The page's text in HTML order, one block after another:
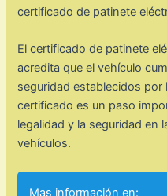
certificado de patinete
El certificado de patinete
acredita que el vehículo
seguridad establecidos
certificado es un paso
legalidad y la seguridad en
vehículos.
Mas información en: